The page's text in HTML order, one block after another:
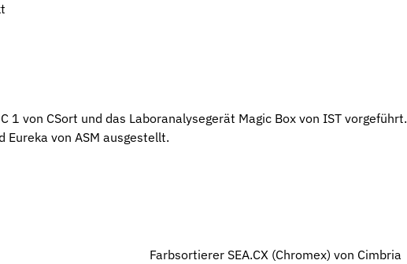
1 von CSort und das Laboranalysegerät Magic Box von IST vorgeführt.
Eureka von ASM ausgestellt.
Farbsortierer SEA.CX (Chromex) von Cimbria